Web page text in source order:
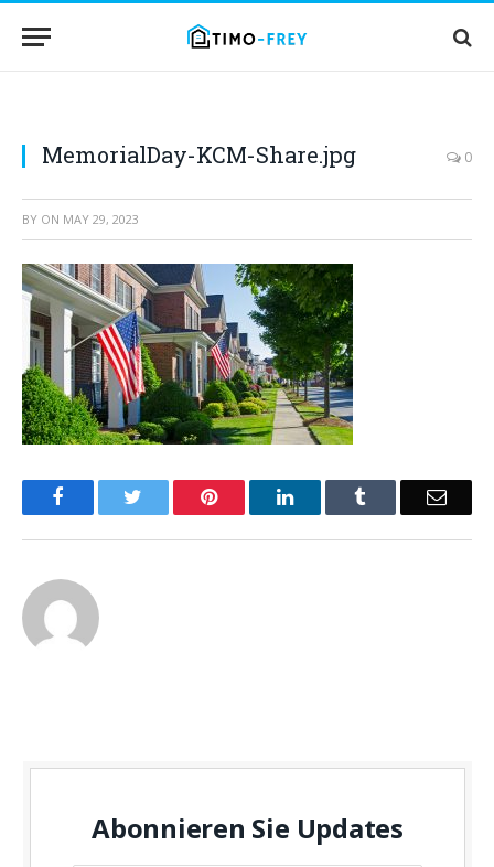
MemorialDay-KCM-Share.jpg 0
BY ON MAY 29, 2023
Facebook Pinterest LinkedIn Email
Abonnieren Sie Updates